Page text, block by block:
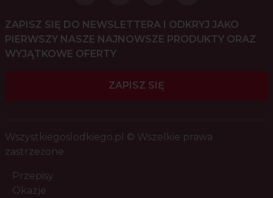
ZAPISZ SIĘ DO NEWSLETTERA I ODKRYJ JAKO
PIERWSZY NASZE NAJNOWSZE PRODUKTY ORAZ
WYJĄTKOWE OFERTY
ZAPISZ SIĘ
Wszystkiegoslodkiego.pl © Wszelkie prawa
zastrzeżone
Przepisy
Okazje